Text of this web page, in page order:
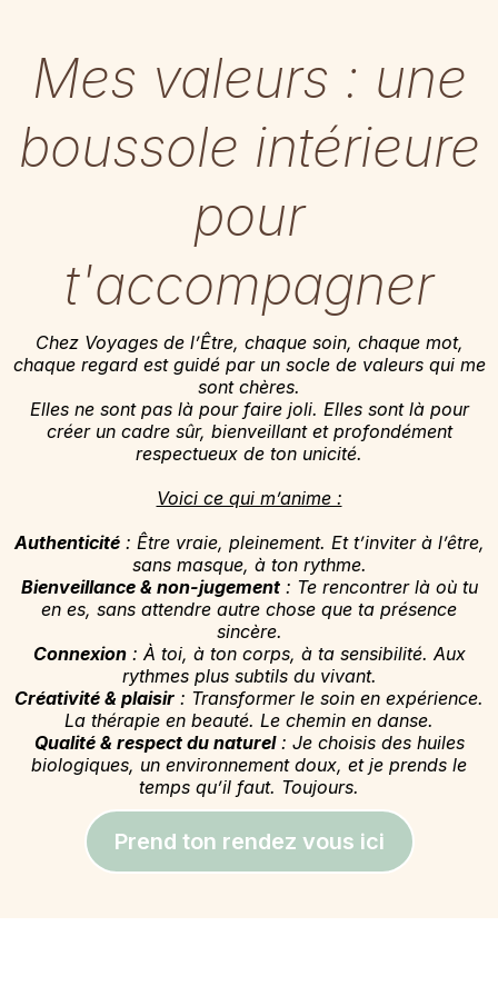
Mes valeurs : une
boussole intérieure
pour
t'accompagner
Chez Voyages de l’Être, chaque soin, chaque mot,
chaque regard est guidé par un socle de valeurs qui me
sont chères.
Elles ne sont pas là pour faire joli. Elles sont là pour
créer un cadre sûr, bienveillant et profondément
respectueux de ton unicité.
Voici ce qui m’anime :
Authenticité: Être vraie, pleinement. Et t’inviter à l’être,
sans masque, à ton rythme.
Bienveillance & non-jugement: Te rencontrer là où tu
en es, sans attendre autre chose que ta présence
sincère.
Connexion: À toi, à ton corps, à ta sensibilité. Aux
rythmes plus subtils du vivant.
Créativité & plaisir : Transformer le soin en expérience.
La thérapie en beauté. Le chemin en danse.
Qualité & respect du naturel: Je choisis des huiles
biologiques, un environnement doux, et je prends le
temps qu’il faut. Toujours.
Prend ton rendez vous ici